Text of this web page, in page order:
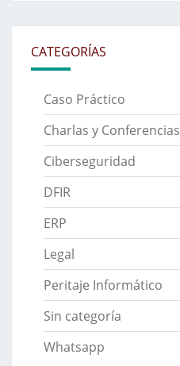
CATEGORÍAS
Caso Práctico
Charlas y Conferencias
Ciberseguridad
DFIR
ERP
Legal
Peritaje Informático
Sin categoría
Whatsapp